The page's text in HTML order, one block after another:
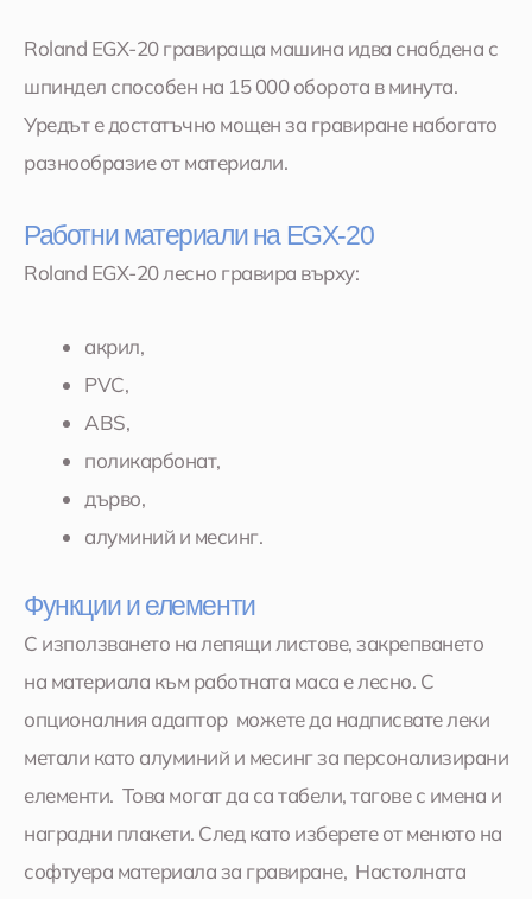
Roland EGX-20 гравираща машина идва снабдена с
шпиндел способен на 15 000 оборота в минута.
Уредът е достатъчно мощен за гравиране набогато
разнообразие от материали.
Работни материали на EGX-20
Roland EGX-20 лесно гравира върху:
акрил,
PVC,
ABS,
поликарбонат,
дърво,
алуминий и месинг.
Функции и елементи
С използването на лепящи листове, закрепването
на материала към работната маса е лесно. С
опционалния адаптор можете да надписвате леки
метали като алуминий и месинг за персонализирани
елементи. Това могат да са табели, тагове с имена и
наградни плакети. След като изберете от менюто на
софтуера материала за гравиране, Настолната